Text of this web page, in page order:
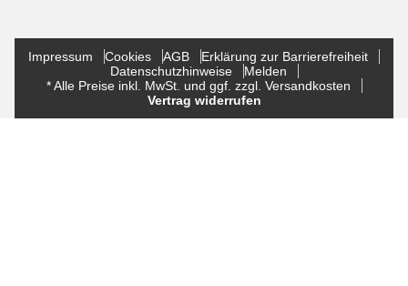
Impressum Cookies AGB
Erklärung zur Barrierefreiheit
Datenschutzhinweise
Melden
* Alle Preise inkl. MwSt. und ggf. zzgl. Versandkosten
Vertrag widerrufen